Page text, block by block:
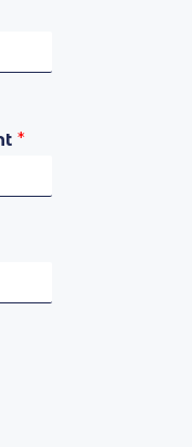
*